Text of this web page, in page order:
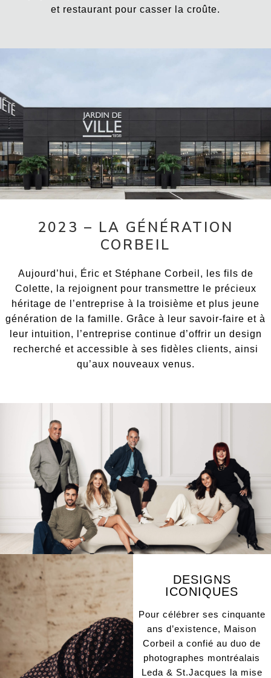
et restaurant pour casser la croûte.
2023 – LA GÉNÉRATION
CORBEIL
Aujourd’hui, Éric et Stéphane Corbeil, les fils de
Colette, la rejoignent pour transmettre le précieux
héritage de l’entreprise à la troisième et plus jeune
génération de la famille. Grâce à leur savoir-faire et à
leur intuition, l’entreprise continue d’offrir un design
recherché et accessible à ses fidèles clients, ainsi
qu’aux nouveaux venus.
DESIGNS
ICONIQUES
Pour célébrer ses cinquante
ans d’existence, Maison
Corbeil a confié au duo de
photographes montréalais
Leda & St.Jacques la mise